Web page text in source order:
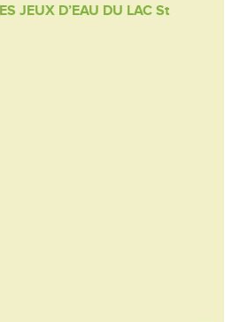
JEUX D’EAU DU LAC St